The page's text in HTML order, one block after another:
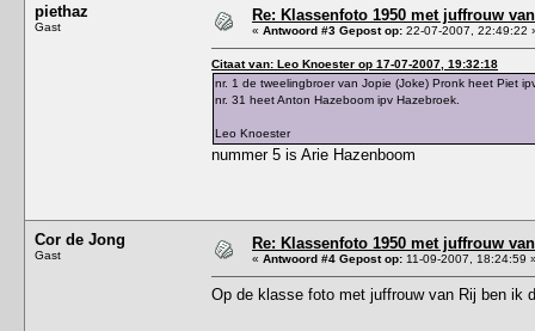
piethaz
Gast
Re: Klassenfoto 1950 met juffrouw
« Antwoord #3 Gepost op: 22-07-2007, 22:49:22
Citaat van: Leo Knoester op 17-07-2007, 19:32:18
nr. 1 de tweelingbroer van Jopie (Joke) Pronk heet Piet
nr. 31 heet Anton Hazeboom ipv Hazebroek.
Leo Knoester
nummer 5 is Arie Hazenboom
Cor de Jong
Gast
Re: Klassenfoto 1950 met juffrouw
« Antwoord #4 Gepost op: 11-09-2007, 18:24:59
Op de klasse foto met juffrouw van Rij ben ik